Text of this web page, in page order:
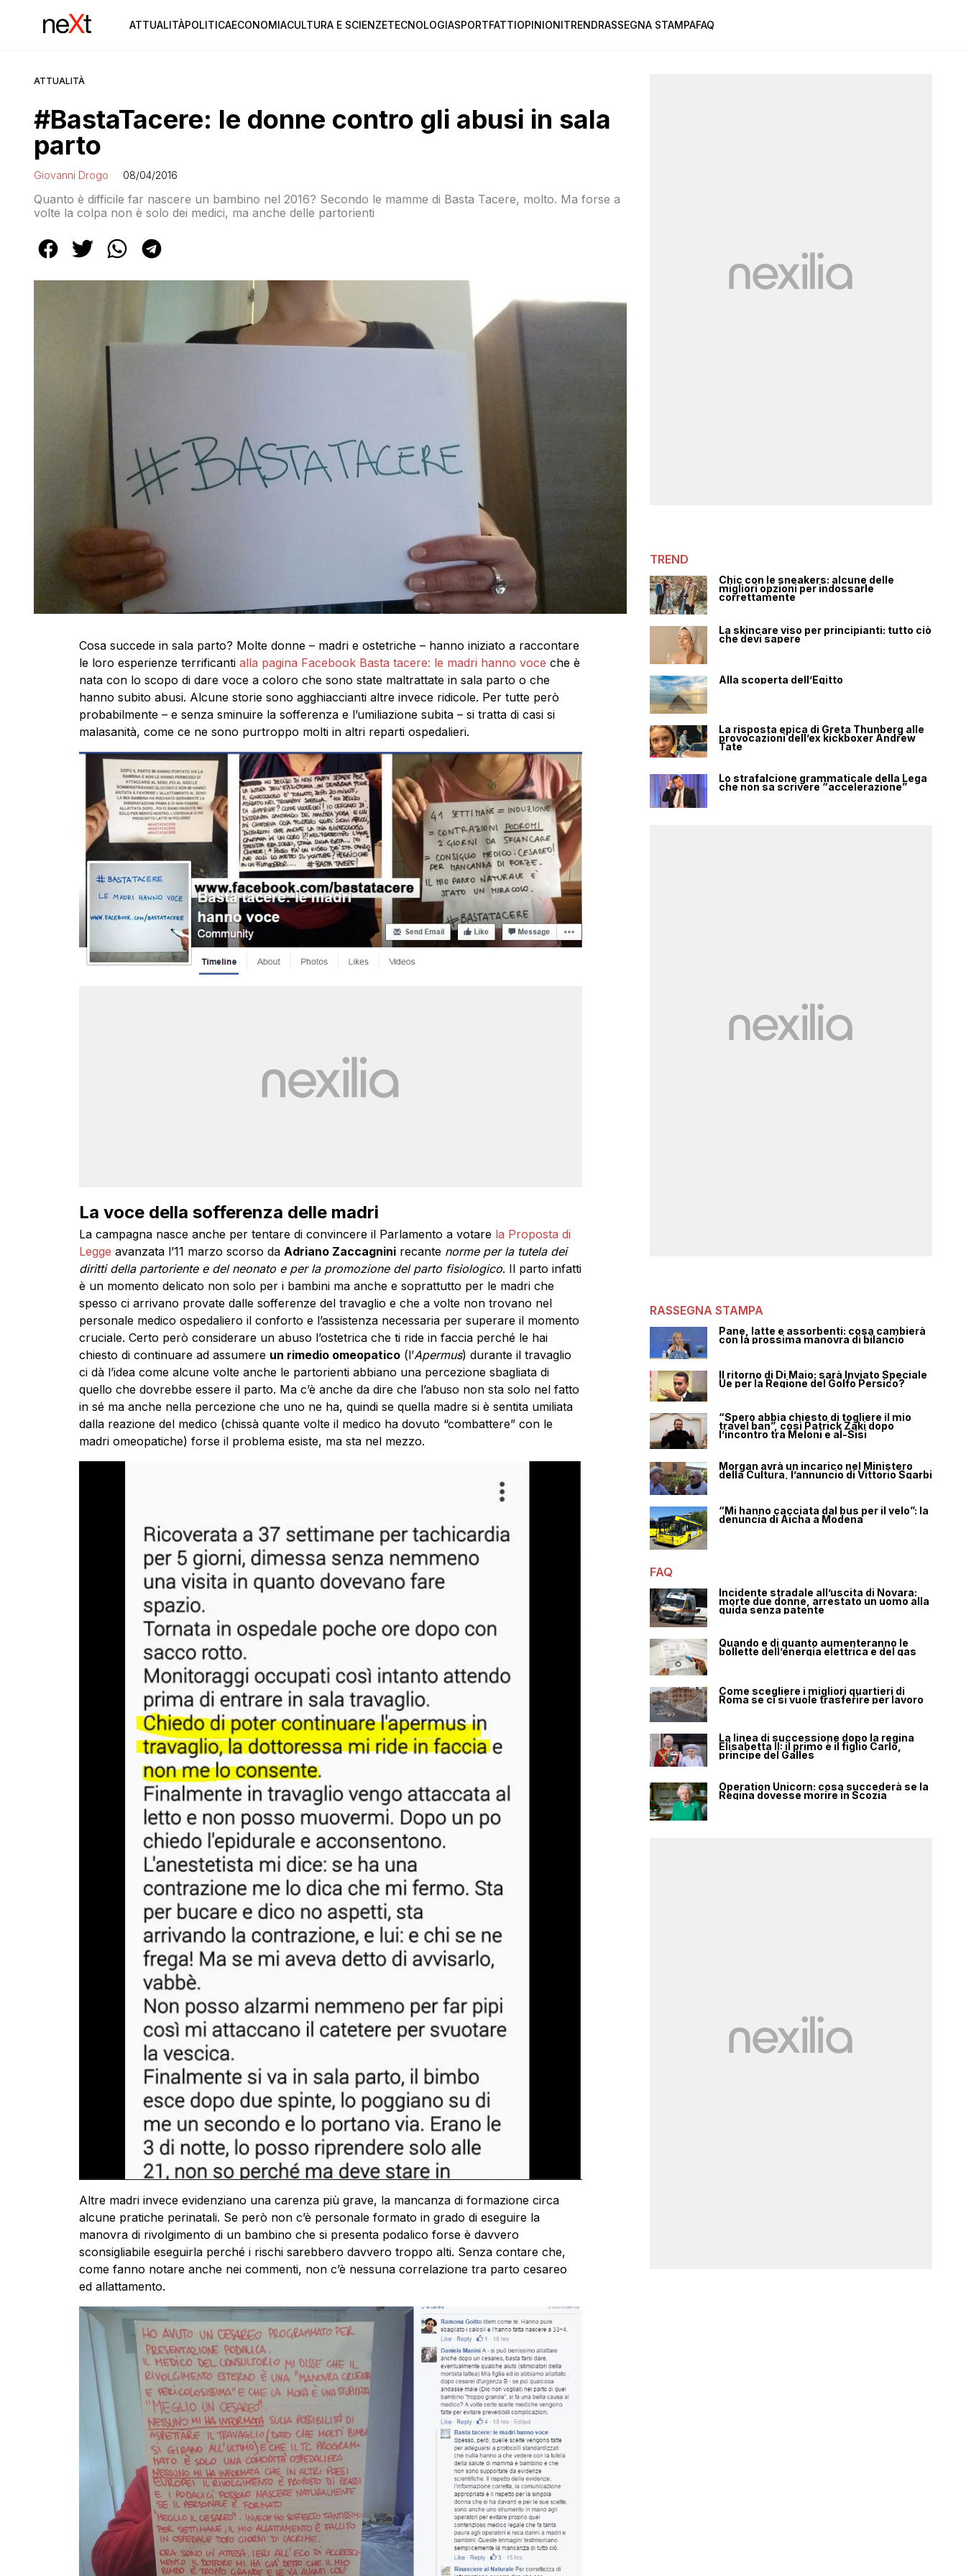
ATTUALITÀPOLITICAECONOMIACULTURA E SCIENZETECNOLOGIASPORTFATTIOPINIONITRENDRASSEGNA STAMPAFAQ
ATTUALITÀ
#BastaTacere: le donne contro gli abusi in sala
parto
Giovanni Drogo 08/04/2016
Quanto è difficile far nascere un bambino nel 2016? Secondo le mamme di Basta Tacere, molto. Ma forse a
volte la colpa non è solo dei medici, ma anche delle partorienti
Cosa succede in sala parto? Molte donne – madri e ostetriche – hanno iniziato a raccontare
le loro esperienze terrificanti alla pagina Facebook Basta tacere: le madri hanno voce che è
nata con lo scopo di dare voce a coloro che sono state maltrattate in sala parto o che
hanno subito abusi. Alcune storie sono agghiaccianti altre invece ridicole. Per tutte però
probabilmente – e senza sminuire la sofferenza e l’umiliazione subita – si tratta di casi si
malasanità, come ce ne sono purtroppo molti in altri reparti ospedalieri.
La voce della sofferenza delle madri
La campagna nasce anche per tentare di convincere il Parlamento a votare la Proposta di
Legge avanzata l’11 marzo scorso da Adriano Zaccagninirecante norme per la tutela dei
diritti della partoriente e del neonato e per la promozione del parto fisiologico. Il parto infatti
è un momento delicato non solo per i bambini ma anche e soprattutto per le madri che
spesso ci arrivano provate dalle sofferenze del travaglio e che a volte non trovano nel
personale medico ospedaliero il conforto e l’assistenza necessaria per superare il momento
cruciale. Certo però considerare un abuso l’ostetrica che ti ride in faccia perché le hai
chiesto di continuare ad assumere un rimedio omeopatico(l’Apermus) durante il travaglio
ci dà l’idea come alcune volte anche le partorienti abbiano una percezione sbagliata di
quello che dovrebbe essere il parto. Ma c’è anche da dire che l’abuso non sta solo nel fatto
in sé ma anche nella percezione che uno ne ha, quindi se quella madre si è sentita umiliata
dalla reazione del medico (chissà quante volte il medico ha dovuto “combattere” con le
madri omeopatiche) forse il problema esiste, ma sta nel mezzo.
Altre madri invece evidenziano una carenza più grave, la mancanza di formazione circa
alcune pratiche perinatali. Se però non c’è personale formato in grado di eseguire la
manovra di rivolgimento di un bambino che si presenta podalico forse è davvero
sconsigliabile eseguirla perché i rischi sarebbero davvero troppo alti. Senza contare che,
come fanno notare anche nei commenti, non c’è nessuna correlazione tra parto cesareo
ed allattamento.
TREND
Chic con le sneakers: alcune delle
migliori opzioni per indossarle
correttamente
La skincare viso per principianti: tutto ciò
che devi sapere
Alla scoperta dell’Egitto
La risposta epica di Greta Thunberg alle
provocazioni dell’ex kickboxer Andrew
Tate
Lo strafalcione grammaticale della Lega
che non sa scrivere “accelerazione”
RASSEGNA STAMPA
Pane, latte e assorbenti: cosa cambierà
con la prossima manovra di bilancio
Il ritorno di Di Maio: sarà Inviato Speciale
Ue per la Regione del Golfo Persico?
“Spero abbia chiesto di togliere il mio
travel ban”, così Patrick Zaki dopo
l’incontro tra Meloni e al-Sisi
Morgan avrà un incarico nel Ministero
della Cultura, l’annuncio di Vittorio Sgarbi
“Mi hanno cacciata dal bus per il velo”: la
denuncia di Aicha a Modena
FAQ
Incidente stradale all’uscita di Novara:
morte due donne, arrestato un uomo alla
guida senza patente
Quando e di quanto aumenteranno le
bollette dell’energia elettrica e del gas
Come scegliere i migliori quartieri di
Roma se ci si vuole trasferire per lavoro
La linea di successione dopo la regina
Elisabetta II: il primo è il figlio Carlo,
principe del Galles
Operation Unicorn: cosa succederà se la
Regina dovesse morire in Scozia